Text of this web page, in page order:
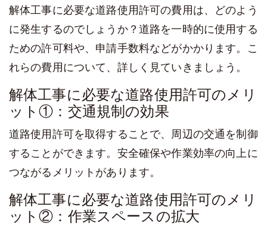
解体工事に必要な道路使用許可の費用は、どのよう
に発生するのでしょうか？道路を一時的に使用する
ための許可料や、申請手数料などがかかります。こ
れらの費用について、詳しく見ていきましょう。
解体工事に必要な道路使用許可のメリ
ット①：交通規制の効果
道路使用許可を取得することで、周辺の交通を制御
することができます。安全確保や作業効率の向上に
つながるメリットがあります。
解体工事に必要な道路使用許可のメリ
ット②：作業スペースの拡大